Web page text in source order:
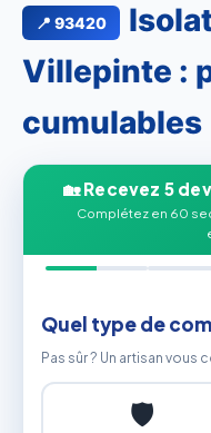
📍 93420
Villepinte :
cumulables
🏡 Recevez 5
Complétez en 60
Quel type de
Pas sûr ? Un artisan
🛡